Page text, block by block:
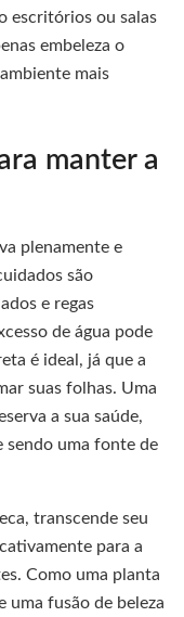
escritórios ou salas
embeleza o
mais
manter a
plenamente e
são
e regas
de água pode
é ideal, já que a
suas folhas. Uma
a sua saúde,
sendo uma fonte de
transcende seu
para a
Como uma planta
uma fusão de beleza